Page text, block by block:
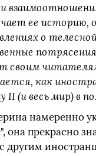
ее историю,
о
своим
как
II (и весь мир) в
намеренно
она прекрасно
другим